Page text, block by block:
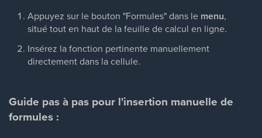
Appuyez sur le bouton "Formules" dans le menu,
situé tout en haut de la feuille de calcul en ligne.
Insérez la fonction pertinente manuellement
directement dans la cellule.
Guide pas à pas pour l'insertion manuelle de
formules :